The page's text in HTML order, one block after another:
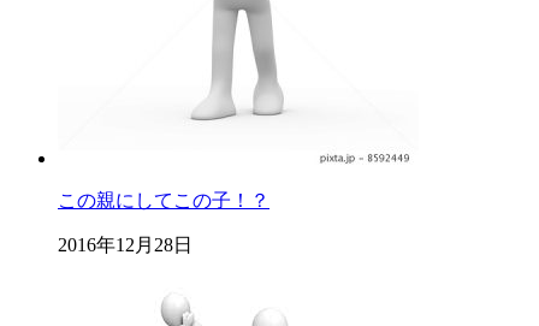
この親にしてこの子！？
2016年12月28日